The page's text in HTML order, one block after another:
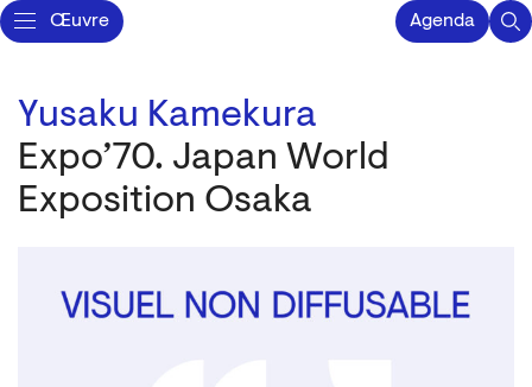
Œuvre Agenda
Yusaku Kamekura
Expo’70. Japan World
Exposition Osaka